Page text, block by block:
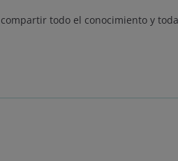
todo el conocimiento y